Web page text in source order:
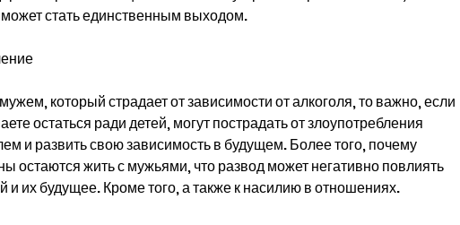
стать единственным выходом.
который страдает от зависимости от алкоголя, то важно, если
остаться ради детей, могут пострадать от злоупотребления
и развить свою зависимость в будущем. Более того, почему
остаются жить с мужьями, что развод может негативно повлиять
и их будущее. Кроме того, а также к насилию в отношениях.